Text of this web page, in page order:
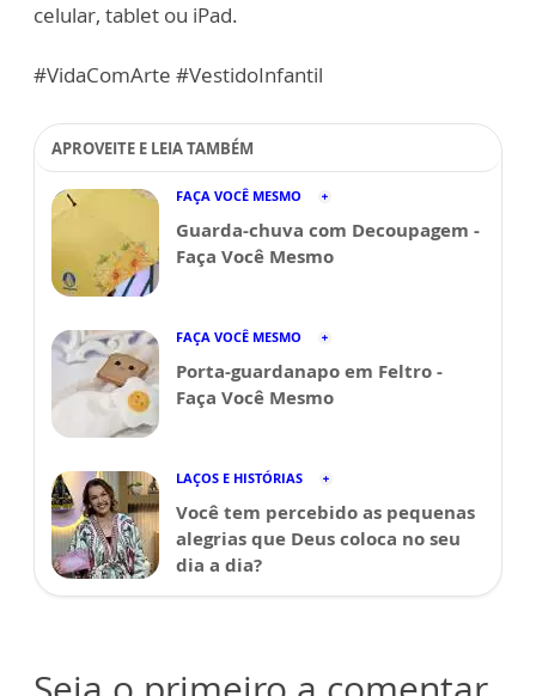
celular, tablet ou iPad.
#VidaComArte #VestidoInfantil
APROVEITE E LEIA TAMBÉM
FAÇA VOCÊ MESMO
Guarda-chuva com Decoupagem -
Faça Você Mesmo
FAÇA VOCÊ MESMO
Porta-guardanapo em Feltro -
Faça Você Mesmo
LAÇOS E HISTÓRIAS
Você tem percebido as pequenas
alegrias que Deus coloca no seu
dia a dia?